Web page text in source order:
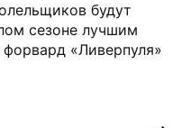
будут
сезоне лучшим
«Ливерпуля»